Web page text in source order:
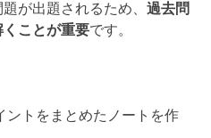
が出題されるため、 過去問
ことが重要です。
ントをまとめたノートを作